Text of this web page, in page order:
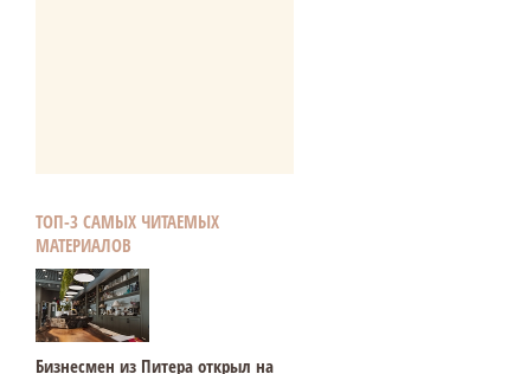
ТОП-3 САМЫХ ЧИТАЕМЫХ
МАТЕРИАЛОВ
Бизнесмен из Питера открыл на